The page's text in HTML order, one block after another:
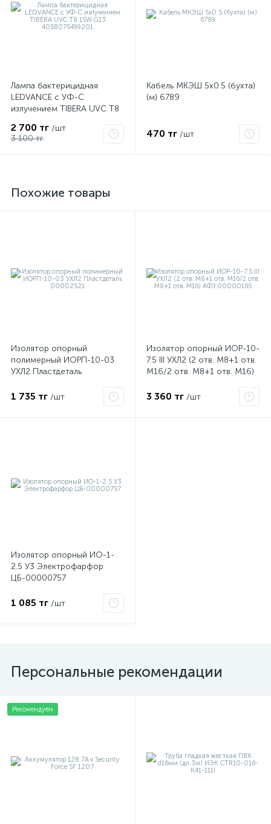
Лампа бактерицидная
LEDVANCE с УФ-С
излучением TIBERA UVC T8
2 700 тг /шт
3 100 тг
Кабель МКЭШ 5х0.5 (бухта)
(м) 6789
470 тг /шт
Похожие товары
Изолятор опорный
полимерный ИОРП-10-03
УХЛ2 Пластдеталь
1 735 тг /шт
Изолятор опорный ИОР-10-
7.5 III УХЛ2 (2 отв. М8+1 отв.
М16/2 отв. М8+1 отв. М16)
3 360 тг /шт
Изолятор опорный ИО-1-
2.5 У3 Электрофарфор
ЦБ-00000757
1 085 тг /шт
Персональные рекомендации
Рекомендуем